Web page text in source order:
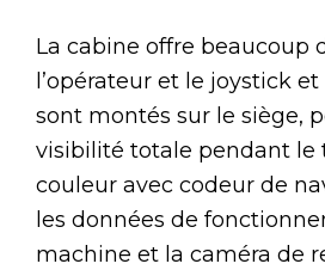
La cabine offre beaucoup
l’opérateur et le joystick
sont montés sur le siège,
visibilité totale pendant le
couleur avec codeur de
les données de
machine et la caméra de